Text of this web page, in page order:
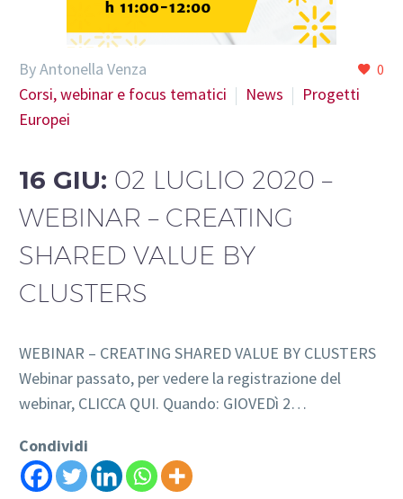
0
By Antonella Venza
Corsi, webinar e focus tematici
News
Progetti
Europei
16 GIU: 02 LUGLIO 2020 –
WEBINAR – CREATING
SHARED VALUE BY
CLUSTERS
WEBINAR – CREATING SHARED VALUE BY CLUSTERS
Webinar passato, per vedere la registrazione del
webinar, CLICCA QUI. Quando: GIOVEDì 2…
Condividi